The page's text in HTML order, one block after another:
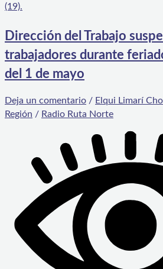
Dirección del Trabajo
trabajadores durante
del 1 de mayo
Deja un comentario / Elqui Limarí
Región / Radio Ruta Norte